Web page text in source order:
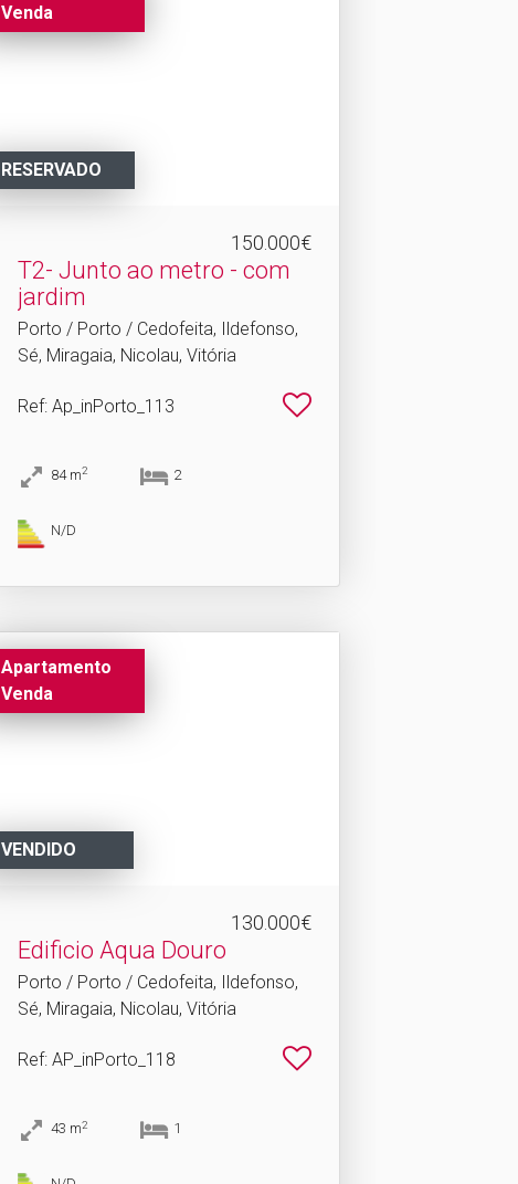
Venda
RESERVADO
150.000€
T2- Junto ao metro - com
jardim
Porto / Porto / Cedofeita, Ildefonso,
Sé, Miragaia, Nicolau, Vitória
Ref: Ap_inPorto_113
84 m2 2
N/D
Apartamento
Venda
VENDIDO
130.000€
Edificio Aqua Douro
Porto / Porto / Cedofeita, Ildefonso,
Sé, Miragaia, Nicolau, Vitória
Ref: AP_inPorto_118
43 m2 1